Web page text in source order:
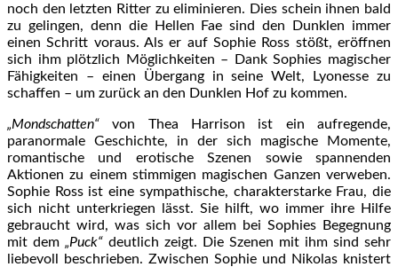
noch den letzten Ritter zu eliminieren. Dies schein ihnen bald
zu gelingen, denn die Hellen Fae sind den Dunklen immer
einen Schritt voraus. Als er auf Sophie Ross stößt, eröffnen
sich ihm plötzlich Möglichkeiten – Dank Sophies magischer
Fähigkeiten – einen Übergang in seine Welt, Lyonesse zu
schaffen – um zurück an den Dunklen Hof zu kommen.
„Mondschatten“ von Thea Harrison ist ein aufregende,
paranormale Geschichte, in der sich magische Momente,
romantische und erotische Szenen sowie spannenden
Aktionen zu einem stimmigen magischen Ganzen verweben.
Sophie Ross ist eine sympathische, charakterstarke Frau, die
sich nicht unterkriegen lässt. Sie hilft, wo immer ihre Hilfe
gebraucht wird, was sich vor allem bei Sophies Begegnung
mit dem „Puck“ deutlich zeigt. Die Szenen mit ihm sind sehr
liebevoll beschrieben. Zwischen Sophie und Nikolas knistert